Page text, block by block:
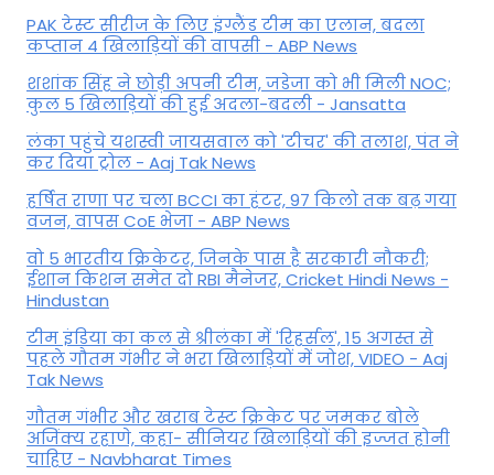
PAK टेस्ट सीरीज के लिए इंग्लैंड टीम का एलान, बदला
कप्तान 4 खिलाड़ियों की वापसी - ABP News
शशांक सिंह ने छोड़ी अपनी टीम, जडेजा को भी मिली NOC;
कुल 5 खिलाड़ियों की हुई अदला-बदली - Jansatta
लंका पहुंचे यशस्वी जायसवाल को 'टीचर' की तलाश, पंत ने
कर द‍िया ट्रोल - Aaj Tak News
हर्षित राणा पर चला BCCI का हंटर, 97 किलो तक बढ़ गया
वजन, वापस CoE भेजा - ABP News
वो 5 भारतीय क्रिकेटर, जिनके पास है सरकारी नौकरी;
ईशान किशन समेत दो RBI मैनेजर, Cricket Hindi News -
Hindustan
टीम इंडिया का कल से श्रीलंका में 'रिहर्सल', 15 अगस्त से
पहले गौतम गंभीर ने भरा ख‍िलाड़‍ियों में जोश, VIDEO - Aaj
Tak News
गौतम गंभीर और खराब टेस्ट क्रिकेट पर जमकर बोले
अजिंक्य रहाणे, कहा- सीनियर खिलाड़ियों की इज्जत होनी
चाहिए - Navbharat Times